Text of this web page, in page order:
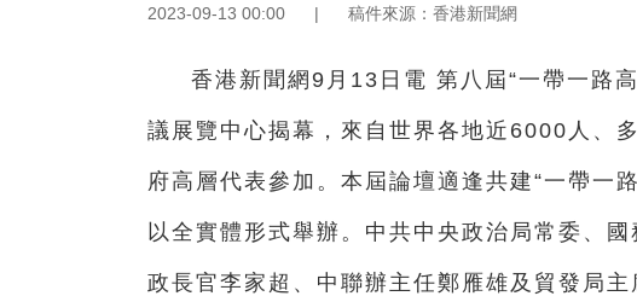
2023-09-13 00:00 | 稿件來源：香港新聞網
香港新聞網9月13日電 第八屆“一帶一路
議展覽中心揭幕，來自世界各地近6000人、
府高層代表參加。本屆論壇適逢共建“一帶一
以全實體形式舉辦。中共中央政治局常委、
政長官李家超、中聯辦主任鄭雁雄及貿發局主